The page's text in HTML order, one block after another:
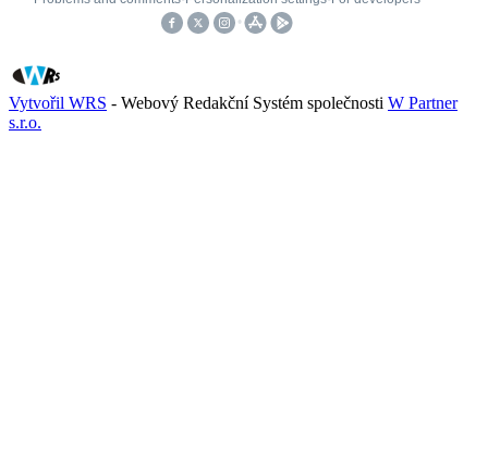
Vytvořil WRS - Webový Redakční Systém společnosti W Partner
s.r.o.